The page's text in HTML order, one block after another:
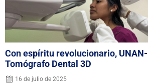
Con espíritu revolucionario,
Tomógrafo Dental 3D
16 de julio de 2025